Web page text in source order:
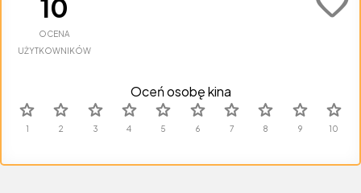
10
OCENA
UŻYTKOWNIKÓW
Oceń osobę kina
star star star star star star star star star star